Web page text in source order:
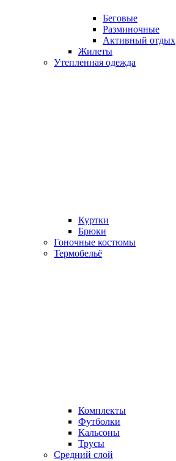
Беговые
Разминочные
Активный отдых
Жилеты
Утепленная одежда
Куртки
Брюки
Гоночные костюмы
Термобельё
Комплекты
Футболки
Кальсоны
Трусы
Средний слой